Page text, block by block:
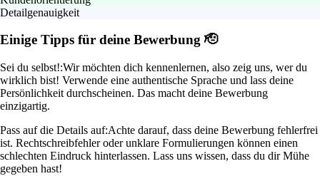
Detailgenauigkeit
Einige Tipps für deine Bewerbung 🫡
Sei du selbst!:Wir möchten dich kennenlernen, also zeig uns, wer du
wirklich bist! Verwende eine authentische Sprache und lass deine
Persönlichkeit durchscheinen. Das macht deine Bewerbung
einzigartig.
Pass auf die Details auf:Achte darauf, dass deine Bewerbung fehlerfrei
ist. Rechtschreibfehler oder unklare Formulierungen können einen
schlechten Eindruck hinterlassen. Lass uns wissen, dass du dir Mühe
gegeben hast!